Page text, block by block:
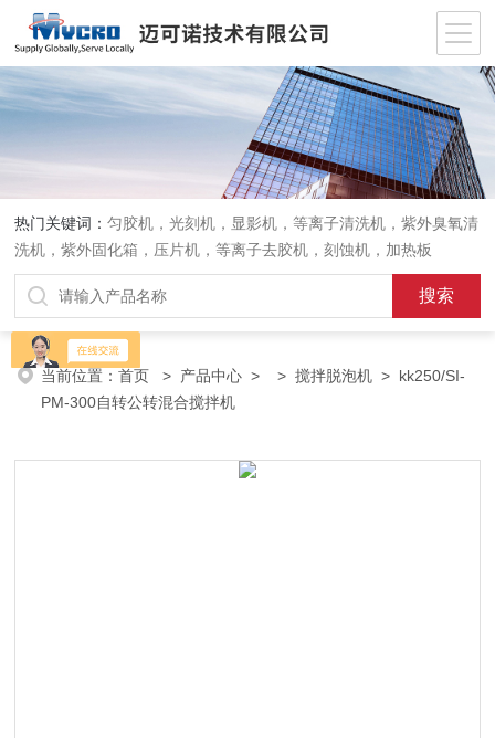
热门关键词：匀胶机，光刻机，显影机，等离子清洗机，紫外臭氧清
洗机，紫外固化箱，压片机，等离子去胶机，刻蚀机，加热板
当前位置：首页 > 产品中心 > >搅拌脱泡机 > kk250/SI-
PM-300自转公转混合搅拌机